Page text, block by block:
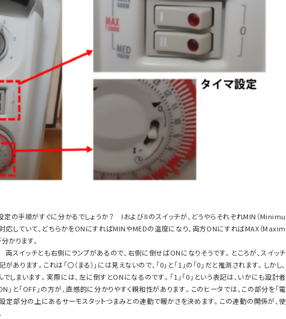
定の手順がすぐに分かるでしょうか？ IおよびIIのスイッチが、どうやらそれぞれMIN（Minimu
対応していて、どちらかをONにすればMINやMEDの温度になり、両方ONにすればMAX（Maxim
かります。
スイッチとも右側にランプがあるので、右側に倒せばONになりそうです。ところが、スイッチ
ります。これは「〇（まる）」には見えないので、「0」と「1」の「0」だと推測されます。しかし、
しまいます。実際には、左に倒すとONになるのです。「1」「0」という表記は、いかにも設計者
と「OFF」の方が、直感的に分かりやすく親和性があります。このヒータでは、この部分を「電
定部分の上にあるサーモスタットつまみとの連動で暖かさを決めます。この連動の関係が、使